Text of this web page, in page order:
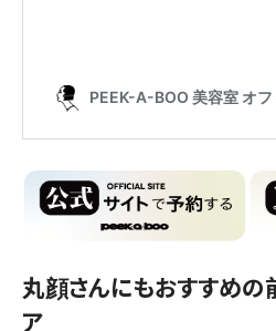
丸顔さんにもおすすめの
ア